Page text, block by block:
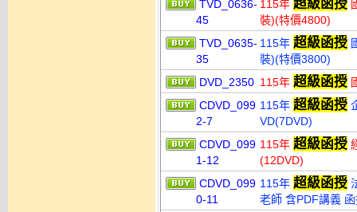
TVD_0636-
45
115年 超級函授
裝)(特價4800)
TVD_0635-
35
115年 超級函授
裝)(特價3800)
DVD_2350 115年 超級函授
CDVD_099
2-7
115年 超級函授
VD(7DVD)
CDVD_099
1-12
115年 超級函授
(12DVD)
CDVD_099
0-11
115年 超級函授
老師 含PDF講義